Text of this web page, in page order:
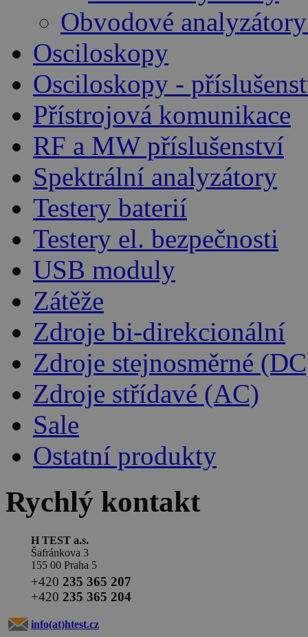
Obvodové
Osciloskopy
Osciloskopy -
Přístrojová komunikace
RF a MW příslušenství
Spektrální analyzátory
Testery baterií
Testery el. bezpečnosti
USB moduly
Zátěže
Zdroje bi-direkcionální
Zdroje stejnosměrné
Zdroje střídavé (AC)
Sale
Ostatní produkty
Rychlý kontakt
H TEST a.s.
Šafránkova 3
155 00 Praha 5
+420 235 365 207
+420 235 365 204
info(at)htest.cz